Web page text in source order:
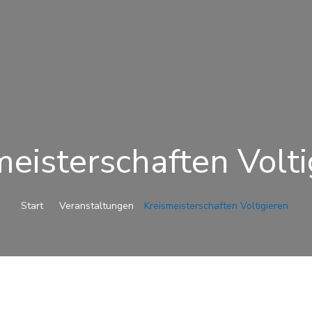
Start Veranstaltungen Kreismeisterschaften Voltigieren